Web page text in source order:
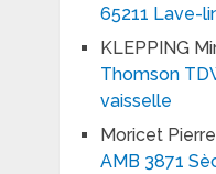
65211 Lave-
KLEPPING
Thomson
vaisselle
Moricet Pierre
AMB 3871